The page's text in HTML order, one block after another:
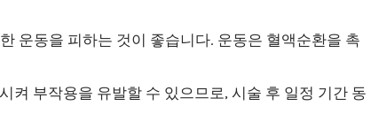
운동을 피하는 것이 좋습니다. 운동은 혈액순환을 촉
켜 부작용을 유발할 수 있으므로, 시술 후 일정 기간 동